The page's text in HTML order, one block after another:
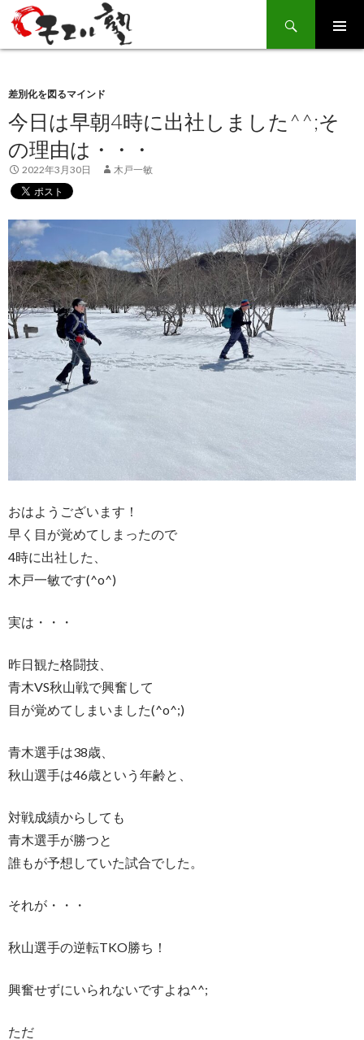
Search
SKIP
TO
差別化を図るマインド
今日は早朝4時に出社しました^^;そ
の理由は・・・
2022年3月30日 木戸一敏
おはようございます！
早く目が覚めてしまったので
4時に出社した、
木戸一敏です(^o^)
実は・・・
昨日観た格闘技、
青木VS秋山戦で興奮して
目が覚めてしまいました(^o^;)
青木選手は38歳、
秋山選手は46歳という年齢と、
対戦成績からしても
青木選手が勝つと
誰もが予想していた試合でした。
それが・・・
秋山選手の逆転TKO勝ち！
興奮せずにいられないですよね^^;
ただ